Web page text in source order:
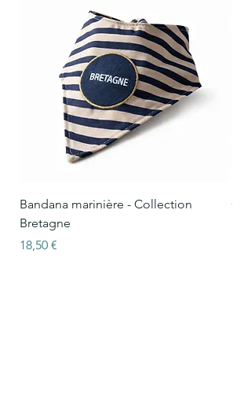
Bandana marinière - Collection
Bretagne
Prix
18,50 €